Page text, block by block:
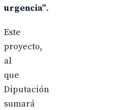
urgencia”.
Este
proyecto,
al
que
Diputación
sumará